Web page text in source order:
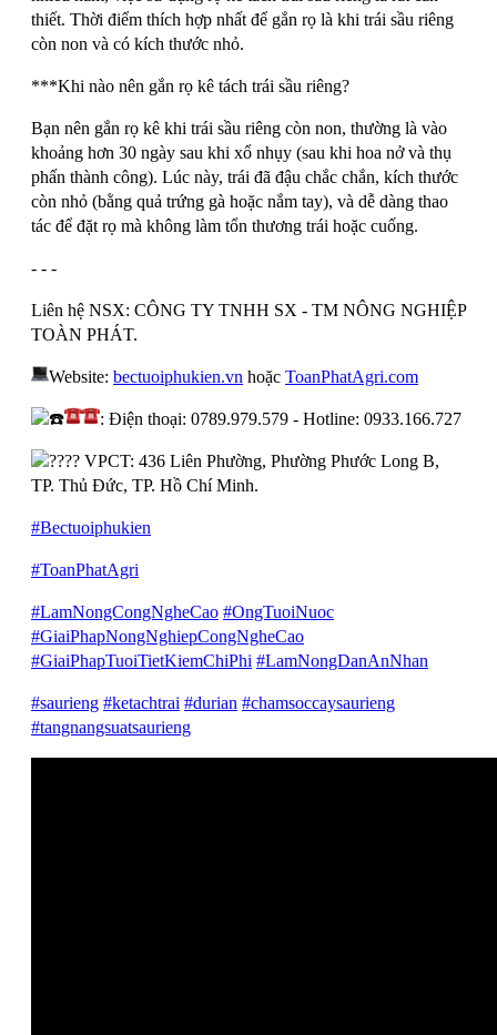
thiết. Thời điểm thích hợp nhất để gắn rọ là khi trái sầu riêng
còn non và có kích thước nhỏ.
***Khi nào nên gắn rọ kê tách trái sầu riêng?
Bạn nên gắn rọ kê khi trái sầu riêng còn non, thường là vào
khoảng hơn 30 ngày sau khi xổ nhụy (sau khi hoa nở và thụ
phấn thành công). Lúc này, trái đã đậu chắc chắn, kích thước
còn nhỏ (bằng quả trứng gà hoặc nắm tay), và dễ dàng thao
tác để đặt rọ mà không làm tổn thương trái hoặc cuống.
- - -
Liên hệ NSX: CÔNG TY TNHH SX - TM NÔNG NGHIỆP
TOÀN PHÁT.
Website: bectuoiphukien.vn hoặc ToanPhatAgri.com
: Điện thoại: 0789.979.579 - Hotline: 0933.166.727
VPCT: 436 Liên Phường, Phường Phước Long B,
TP. Thủ Đức, TP. Hồ Chí Minh.
#Bectuoiphukien
#ToanPhatAgri
#LamNongCongNgheCao #OngTuoiNuoc
#GiaiPhapNongNghiepCongNgheCao
#GiaiPhapTuoiTietKiemChiPhi #LamNongDanAnNhan
#saurieng #ketachtrai #durian #chamsoccaysaurieng
#tangnangsuatsaurieng